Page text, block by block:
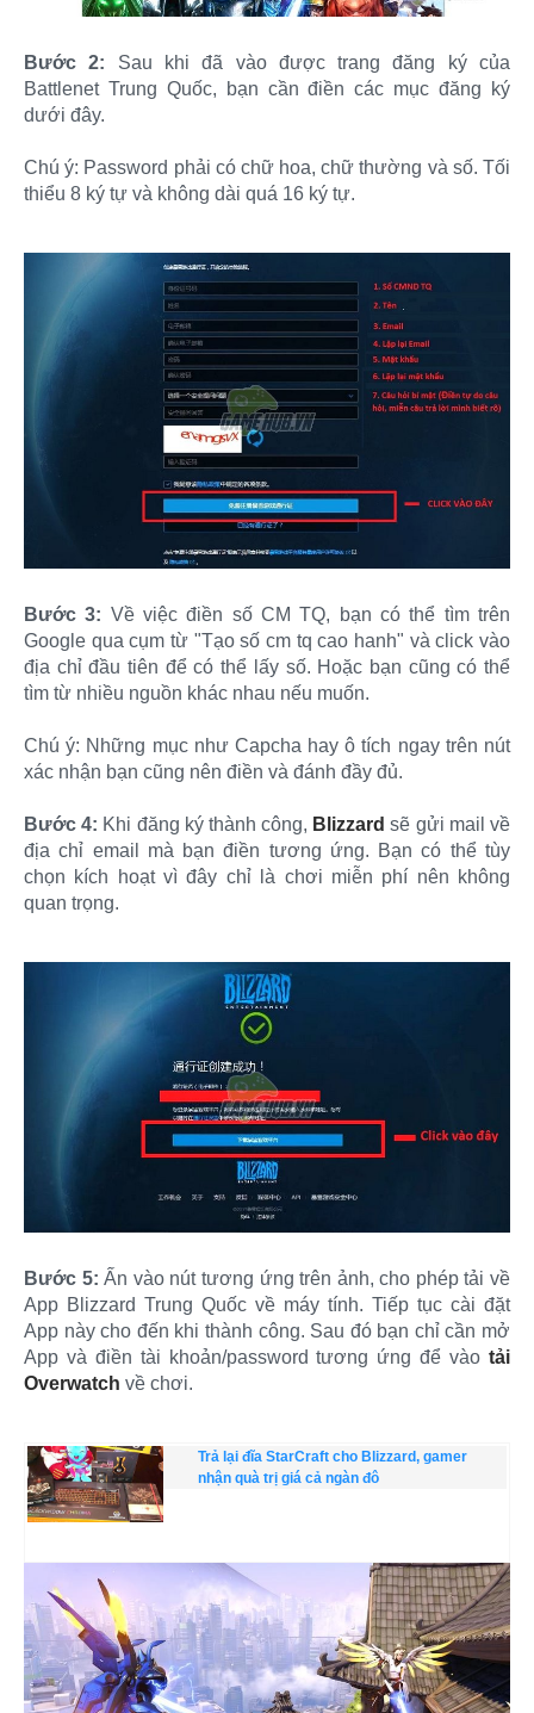
Bước 2: Sau khi đã vào được trang đăng ký của
Battlenet Trung Quốc, bạn cần điền các mục đăng ký
dưới đây.
Chú ý: Password phải có chữ hoa, chữ thường và số. Tối
thiểu 8 ký tự và không dài quá 16 ký tự.
Bước 3: Về việc điền số CM TQ, bạn có thể tìm trên
Google qua cụm từ "Tạo số cm tq cao hanh" và click vào
địa chỉ đầu tiên để có thể lấy số. Hoặc bạn cũng có thể
tìm từ nhiều nguồn khác nhau nếu muốn.
Chú ý: Những mục như Capcha hay ô tích ngay trên nút
xác nhận bạn cũng nên điền và đánh đầy đủ.
Bước 4: Khi đăng ký thành công, Blizzard sẽ gửi mail về
địa chỉ email mà bạn điền tương ứng. Bạn có thể tùy
chọn kích hoạt vì đây chỉ là chơi miễn phí nên không
quan trọng.
Bước 5: Ấn vào nút tương ứng trên ảnh, cho phép tải về
App Blizzard Trung Quốc về máy tính. Tiếp tục cài đặt
App này cho đến khi thành công. Sau đó bạn chỉ cần mở
App và điền tài khoản/password tương ứng để vào tải
Overwatch về chơi.
Trả lại đĩa StarCraft cho Blizzard, gamer
nhận quà trị giá cả ngàn đô